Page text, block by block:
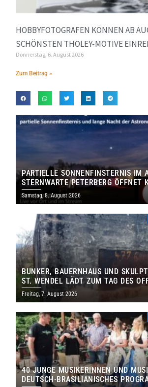
HOBBYFOTOGRAFEN KÖNNEN AB
SCHÖNSTEN THOLEY-MOTIVE
Donnerstag, 6. August 2026
Zum Beitrag »
PARTIELLE SONNENFINSTERNIS IM
STERNWARTE PETERBERG ÖFFNET
IHRE TORE
Samstag, 8. August 2026
BUNKER, BAUERNHAUS UND
ST. WENDEL LÄDT ZUM TAG DES
DENKMALS EIN
Freitag, 7. August 2026
40 JUNGE MUSIKERINNEN UND
DEUTSCH-BRASILIANISCHES